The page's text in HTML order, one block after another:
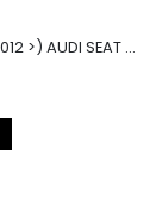
CRB MOTORE VW GOLF 7 VII (2012 >) AUDI SEAT 2.0TDI 150CV CRB IMPIANTO BOSCH